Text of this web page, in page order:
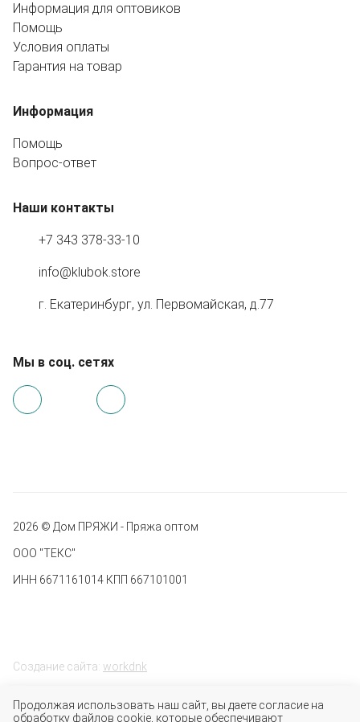
Информация для оптовиков
Помощь
Условия оплаты
Гарантия на товар
Информация
Помощь
Вопрос-ответ
Наши контакты
+7 343 378-33-10
info@klubok.store
г. Екатеринбург, ул. Первомайская, д.77
Мы в соц. сетях
2026 © Дом ПРЯЖИ - Пряжа оптом
ООО "ТЕКС"
ИНН 6671161014 КПП 667101001
Создание сайта: workdnk
Продолжая использовать наш сайт, вы даете согласие на
обработку файлов cookie, которые обеспечивают